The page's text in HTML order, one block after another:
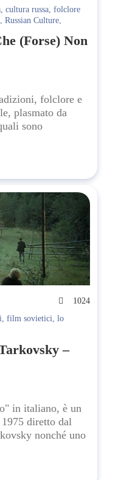
, cultura russa, folclore
, Russian Culture,
,usanze russe,
(Forse) Non
folclore e
plasmato da
sono
1024
, film sovietici, lo
–
in italiano, è un
diretto dal
nonché uno